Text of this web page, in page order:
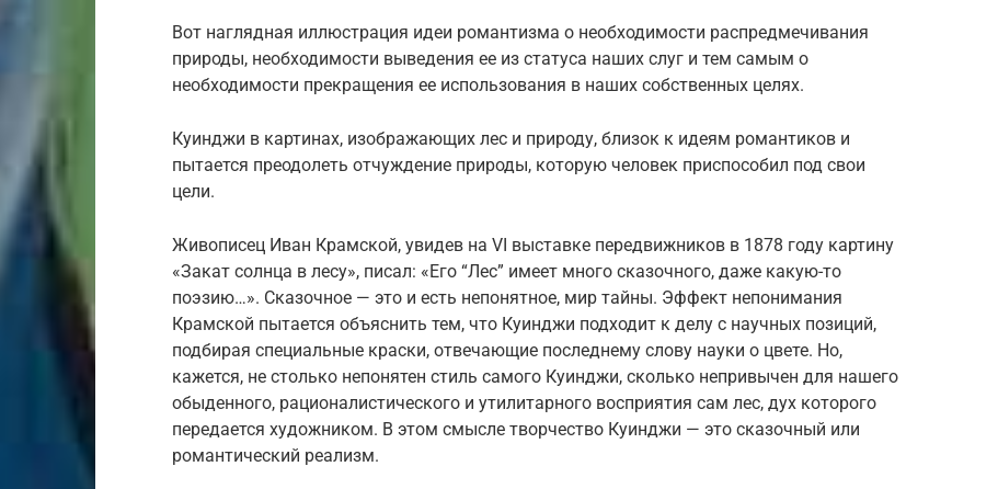
Вот наглядная иллюстрация идеи романтизма о необходимости распредмечивания
природы, необходимости выведения ее из статуса наших слуг и тем самым о
необходимости прекращения ее использования в наших собственных целях.
Куинджи в картинах, изображающих лес и природу, близок к идеям романтиков и
пытается преодолеть отчуждение природы, которую человек приспособил под свои
цели.
Живописец Иван Крамской, увидев на VI выставке передвижников в 1878 году картину
«Закат солнца в лесу», писал: «Его “Лес” имеет много сказочного, даже какую-то
поэзию…». Сказочное — это и есть непонятное, мир тайны. Эффект непонимания
Крамской пытается объяснить тем, что Куинджи подходит к делу с научных позиций,
подбирая специальные краски, отвечающие последнему слову науки о цвете. Но,
кажется, не столько непонятен стиль самого Куинджи, сколько непривычен для нашего
обыденного, рационалистического и утилитарного восприятия сам лес, дух которого
передается художником. В этом смысле творчество Куинджи — это сказочный или
романтический реализм.